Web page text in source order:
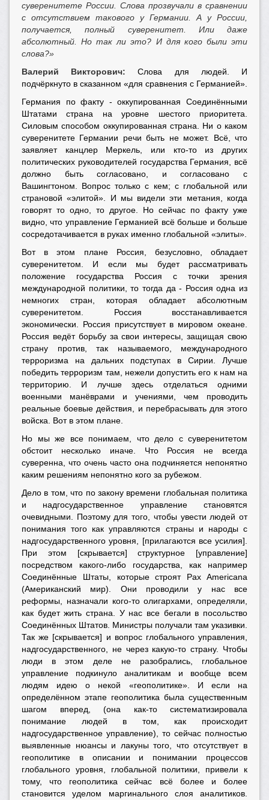
суверенитете России. Слова прозвучали в сравнении
с отсутствием такового у Германии. А у России,
получается, полный суверенитет. Или даже
абсолютный. Но так ли это? И для кого были эти
слова?»
Валерий Викторович:Слова для людей. И
подчёркнуто в сказанном «для сравнения с Германией».
Германия по факту - оккупированная Соединёнными
Штатами страна на уровне шестого приоритета.
Силовым способом оккупированная страна. Ни о каком
суверенитете Германии речи быть не может. Всё, что
заявляет канцлер Меркель, или кто-то из других
политических руководителей государства Германия, всё
должно быть согласовано, и согласовано с
Вашингтоном. Вопрос только с кем; с глобальной или
страновой «элитой». И мы видели эти метания, когда
говорят то одно, то другое. Но сейчас по факту уже
видно, что управление Германией всё больше и больше
сосредотачивается в руках именно глобальной «элиты».
Вот в этом плане Россия, безусловно, обладает
суверенитетом. И если мы будет рассматривать
положение государства Россия с точки зрения
международной политики, то тогда да - Россия одна из
немногих стран, которая обладает абсолютным
суверенитетом. Россия восстанавливается
экономически. Россия присутствует в мировом океане.
Россия ведёт борьбу за свои интересы, защищая свою
страну против, так называемого, международного
терроризма на дальних подступах в Сирии. Лучше
победить терроризм там, нежели допустить его к нам на
территорию. И лучше здесь отделаться одними
военными манёврами и учениями, чем проводить
реальные боевые действия, и перебрасывать для этого
войска. Вот в этом плане.
Но мы же все понимаем, что дело с суверенитетом
обстоит несколько иначе. Что Россия не всегда
суверенна, что очень часто она подчиняется непонятно
каким решениям непонятно кого за рубежом.
Дело в том, что по закону времени глобальная политика
и надгосударственное управление становятся
очевидными. Поэтому для того, чтобы увести людей от
понимания того как управляются страны и народы с
надгосударственного уровня, [прилагаются все усилия].
При этом [скрывается] структурное [управление]
посредством какого-либо государства, как например
Соединённые Штаты, которые строят Pax Americana
(Американский мир). Они проводили у нас все
реформы, назначали кого-то олигархами, определяли,
как будет жить страна. У нас все бегали в посольство
Соединённых Штатов. Министры получали там указивки.
Так же [скрывается] и вопрос глобального управления,
надгосударственного, не через какую-то страну. Чтобы
люди в этом деле не разобрались, глобальное
управление подкинуло аналитикам и вообще всем
людям идею о некой «геополитике». И если на
определённом этапе геополитика была существенным
шагом вперед, (она как-то систематизировала
понимание людей в том, как происходит
надгосударственное управление), то сейчас полностью
выявленные нюансы и лакуны того, что отсутствует в
геополитике в описании и понимании процессов
глобального уровня, глобальной политики, привели к
тому, что геополитика сейчас всё более и более
становится уделом маргинального слоя аналитиков.